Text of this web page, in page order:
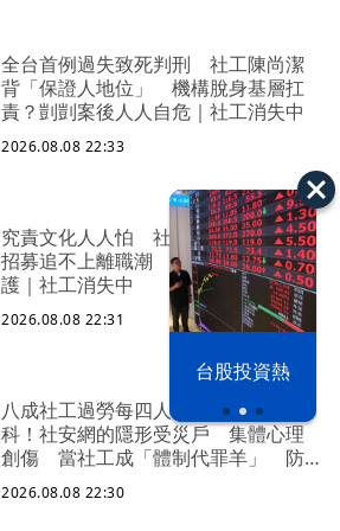
台股投資熱
全台首例過失致死判刑 社工陳尚潔
背「保證人地位」 機構脫身基層扛
責？剴剴案後人人自危｜社工消失中
2026.08.08 22:33
究責文化人人怕 社福缺口拉警報
招募追不上離職潮 低薪過勞誰來守
護｜社工消失中
2026.08.08 22:31
八成社工過勞每四人有一人求助身心
科！社安網的隱形受災戶 集體心理
創傷 當社工成「體制代罪羊」 防
禦性社工不敢多做無奈趨勢？耗竭殆
盡下的社安網危機｜社工消失中
2026.08.08 22:30